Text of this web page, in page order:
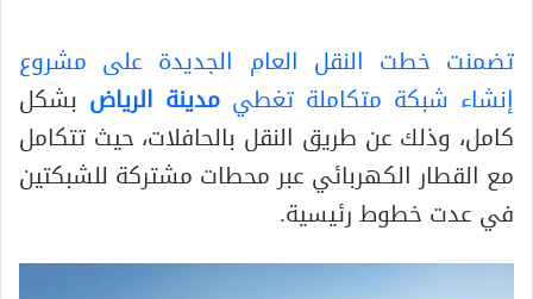
تضمنت خطت النقل العام الجديدة على مشروع
إنشاء شبكة متكاملة تغطي مدينة الرياض بشكل
كامل، وذلك عن طريق النقل بالحافلات، حيث تتكامل
مع القطار الكهربائي عبر محطات مشتركة للشبكتين
في عدت خطوط رئيسية.